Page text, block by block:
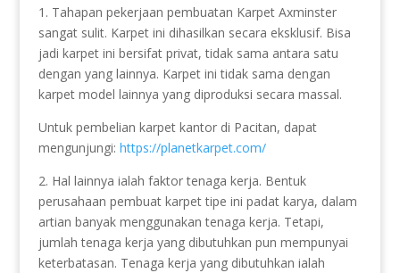
1. Tahapan pekerjaan pembuatan Karpet Axminster
sangat sulit. Karpet ini dihasilkan secara eksklusif. Bisa
jadi karpet ini bersifat privat, tidak sama antara satu
dengan yang lainnya. Karpet ini tidak sama dengan
karpet model lainnya yang diproduksi secara massal.
Untuk pembelian karpet kantor di Pacitan, dapat
mengunjungi: https://planetkarpet.com/
2. Hal lainnya ialah faktor tenaga kerja. Bentuk
perusahaan pembuat karpet tipe ini padat karya, dalam
artian banyak menggunakan tenaga kerja. Tetapi,
jumlah tenaga kerja yang dibutuhkan pun mempunyai
keterbatasan. Tenaga kerja yang dibutuhkan ialah